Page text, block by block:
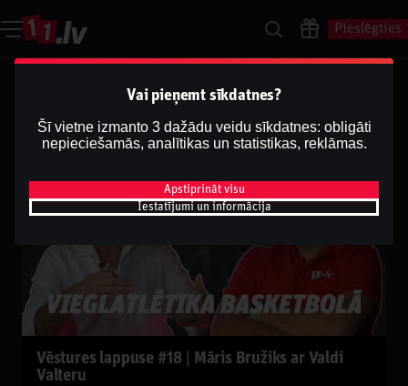
Pieslēgties
Vēstures lappuse
VĒSTURES LAPPUSE
Vēstures lappuse #18 | Māris Bružiks ar Valdi
Valteru
Vai pieņemt sīkdatnes?
Šī vietne izmanto 3 dažādu veidu sīkdatnes: obligāti
nepieciešamās, analītikas un statistikas, reklāmas.
Apstiprināt visu
Iestatījumi un informācija